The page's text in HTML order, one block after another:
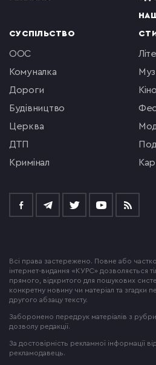
СУСПІЛЬСТВО
ООС
комуналка
Дороги
будівництво
церква
ДТП
кримінал
кіно
Всі права застережено. Повне або
інтернет-видання «КУРС» дозволяється
прямого, відкритого для пошукових
конкретну новину чи матеріал та
другого абзацу тексту.
Заборонено передрук матеріалів з
дозволу редакції.
За достовірність рекламної інформації
рекламодавець.